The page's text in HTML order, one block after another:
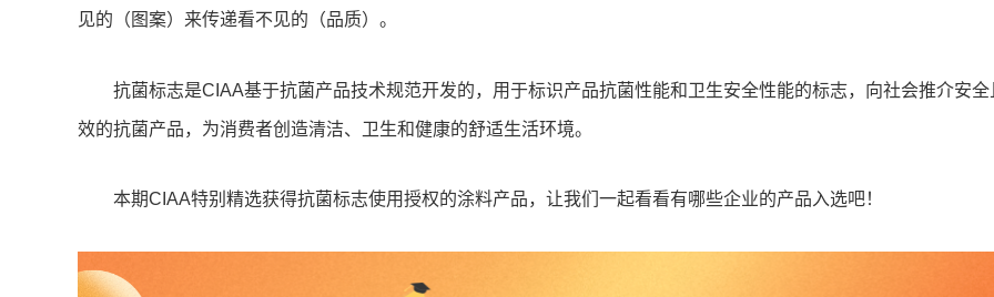
见的（图案）来传递看不见的（品质）。
抗菌标志是CIAA基于抗菌产品技术规范开发的，用于标识产品抗菌性能和卫生安全性能的标志，向社会推介安全
效的抗菌产品，为消费者创造清洁、卫生和健康的舒适生活环境。
本期CIAA特别精选获得抗菌标志使用授权的涂料产品，让我们一起看看有哪些企业的产品入选吧！